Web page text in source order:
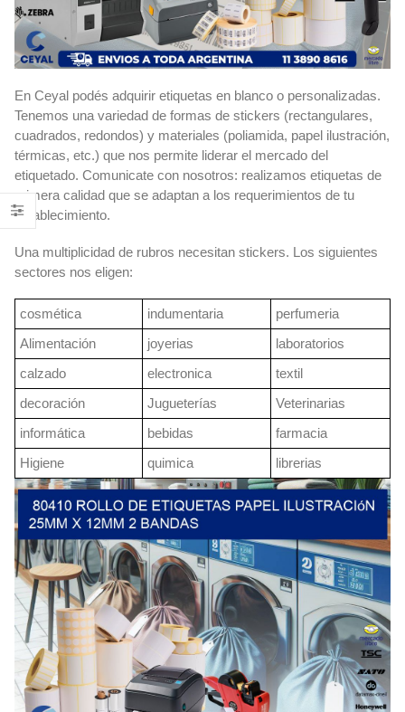
En Ceyal podés adquirir etiquetas en blanco o personalizadas.
Tenemos una variedad de formas de stickers (rectangulares,
cuadrados, redondos) y materiales (poliamida, papel ilustración,
térmicas, etc.) que nos permite liderar el mercado del
etiquetado. Comunicate con nosotros: realizamos etiquetas de
primera calidad que se adaptan a los requerimientos de tu
establecimiento.
Una multiplicidad de rubros necesitan stickers. Los siguientes
sectores nos eligen:
cosmética indumentaria
perfumeria
Alimentación
joyerias
laboratorios
calzado
electronica
textil
decoración
Jugueterías
Veterinarias
informática
bebidas
farmacia
Higiene
quimica librerias